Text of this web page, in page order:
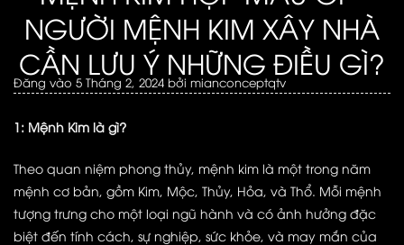
NGƯỜI MỆNH KIM XÂY NHÀ
CẦN LƯU Ý NHỮNG ĐIỀU GÌ?
Đăng vào 5 Tháng 2, 2024 bởi mianconceptqtv
1: Mệnh Kim là gì?
Theo quan niệm phong thủy, mệnh kim là một trong năm
mệnh cơ bản, gồm Kim, Mộc, Thủy, Hỏa, và Thổ. Mỗi mệnh
tượng trưng cho một loại ngũ hành và có ảnh hưởng đặc
biệt đến tính cách, sự nghiệp, sức khỏe, và may mắn của